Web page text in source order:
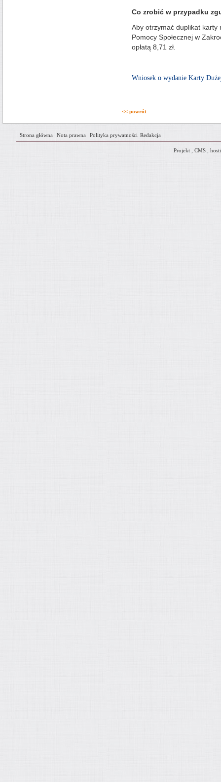
Co zrobić w przypadku
Aby otrzymać duplikat karty
Pomocy Społecznej w
opłatą 8,71 zł.
Wniosek o wydanie Karty
<< powrót
Strona główna Nota prawna Polityka prywatności Redakcja
Projekt CMS